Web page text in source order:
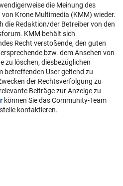
die Meinung des
Krone Multimedia (KMM) wieder.
die Redaktion/der Betreiber von den
KMM behält sich
Recht verstoßende, den guten
bzw. dem Ansehen von
zu löschen, diesbezüglichen
betreffenden User geltend zu
der Rechtsverfolgung zu
Beiträge zur Anzeige zu
können Sie das Community-Team
kontaktieren.